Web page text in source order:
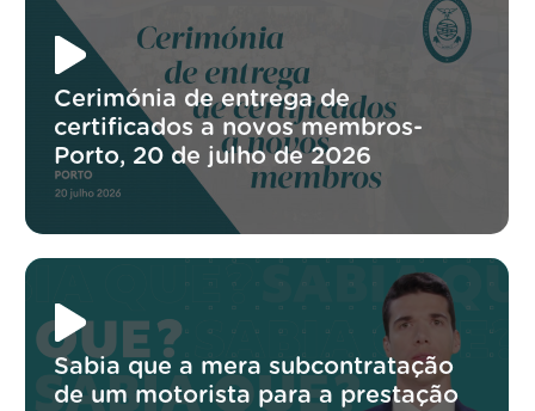
Cerimónia de entrega de
certificados a novos membros-
Porto, 20 de julho de 2026
Sabia que a mera subcontratação
de um motorista para a prestação